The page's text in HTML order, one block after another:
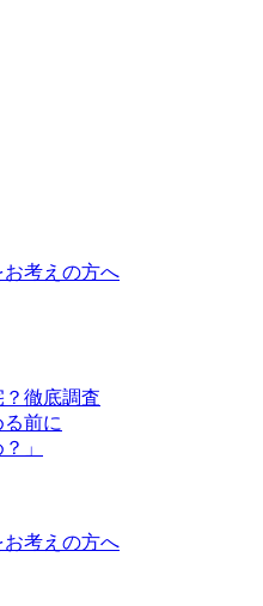
考えの方へ
徹底調査
前に
」
考えの方へ